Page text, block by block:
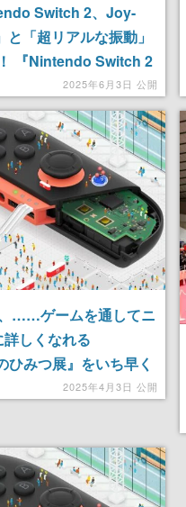
Switch 2、Joy-
「超リアルな振動」
『Nintendo Switch 2
Conの進化を実感し
お届け
2025年6月3日 公開
……ゲームを通してニ
しくなれる
ひみつ展』をいち早く
、意外としっかり遊べ
2025年4月3日 公開